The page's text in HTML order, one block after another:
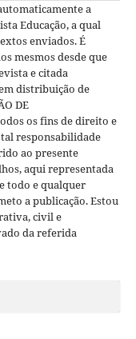
a
Educação, a qual
enviados. É
mesmos desde que
e citada
distribuição de
DE
os fins de direito e
responsabilidade
ao presente
aqui representada
todo e qualquer
a publicação. Estou
civil e
da referida